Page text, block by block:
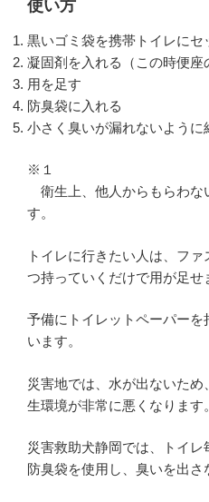
使い方
黒いゴミ袋を携帯トイレにセ
凝固剤を入れる（この時便座
用を足す
防臭袋に入れる
小さく臭いが漏れないように
※１
衛生上、他人からもらわな
す。
トイレに行きたい人は、フ
つ持っていくだけで用が足せ
予備にトイレットペーパー
います。
災害地では、水が出ないた
生環境が非常に悪くなります。
災害救助犬静岡では、トイレ
防臭袋を使用し、臭いを出さ